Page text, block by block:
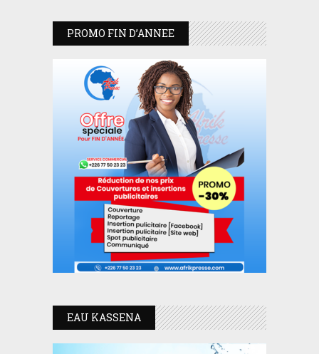
PROMO FIN D’ANNEE
EAU KASSENA